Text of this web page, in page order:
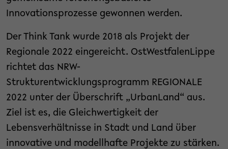
Innovationsprozesse gewonnen werden.
Der Think Tank wurde 2018 als Projekt der
Regionale 2022 eingereicht. OstWestfalenLippe
richtet das NRW-
Strukturentwicklungsprogramm REGIONALE
2022 unter der Überschrift „UrbanLand“ aus.
Ziel ist es, die Gleichwertigkeit der
Lebensverhältnisse in Stadt und Land über
innovative und modellhafte Projekte zu stärken.